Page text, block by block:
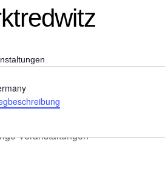
Veranstaltungen